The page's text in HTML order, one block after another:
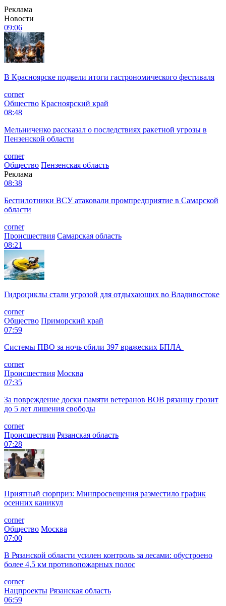
Реклама
Новости
09:06
В Красноярске подвели итоги гастрономического фестиваля
corner
Общество Красноярский край
08:48
Мельниченко рассказал о последствиях ракетной угрозы в
Пензенской области
corner
Общество Пензенская область
Реклама
08:38
Беспилотники ВСУ атаковали промпредприятие в Самарской
области
corner
Происшествия Самарская область
08:21
Гидроциклы стали угрозой для отдыхающих во Владивостоке
corner
Общество Приморский край
07:59
Системы ПВО за ночь сбили 397 вражеских БПЛА
corner
Происшествия Москва
07:35
За повреждение доски памяти ветеранов ВОВ рязанцу грозит
до 5 лет лишения свободы
corner
Происшествия Рязанская область
07:28
Приятный сюрприз: Минпросвещения разместило график
осенних каникул
corner
Общество Москва
07:00
В Рязанской области усилен контроль за лесами: обустроено
более 4,5 км противопожарных полос
corner
Нацпроекты Рязанская область
06:59